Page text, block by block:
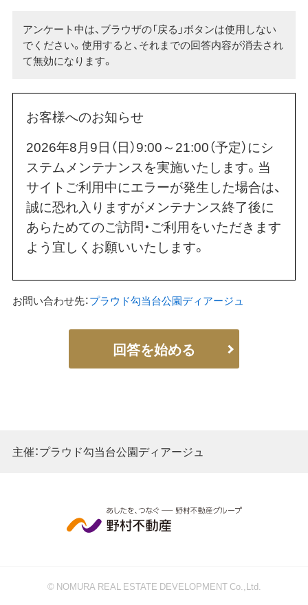
アンケート中は、ブラウザの「戻る」ボタンは使用しない
でください。使用すると、それまでの回答内容が消去され
て無効になります。
お客様へのお知らせ
2026年8月9日（日）9:00～21:00（予定）にシ
ステムメンテナンスを実施いたします。当
サイトご利用中にエラーが発生した場合は、
誠に恐れ入りますがメンテナンス終了後に
あらためてのご訪問・ご利用をいただきます
よう宜しくお願いいたします。
お問い合わせ先：プラウド勾当台公園ディアージュ
回答を始める
主催：プラウド勾当台公園ディアージュ
© NOMURA REAL ESTATE DEVELOPMENT Co.,Ltd.